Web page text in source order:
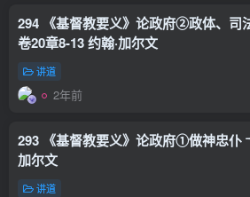
294 《基督教要义》论政府②政体、
卷20章8-13 约翰·加尔文
讲道
2年前
293 《基督教要义》论政府①做神忠仆
加尔文
讲道